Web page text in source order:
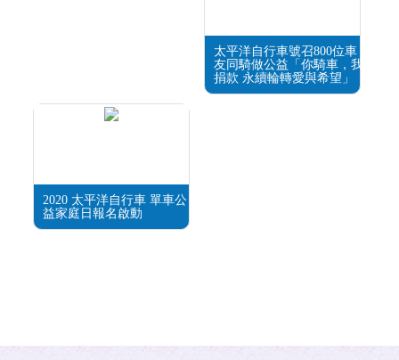
太平洋自行車號召800位車
友同騎做公益「你騎車，我
捐款 永續輪轉愛與希望」
2020 太平洋自行車 單車公
益家庭日報名啟動